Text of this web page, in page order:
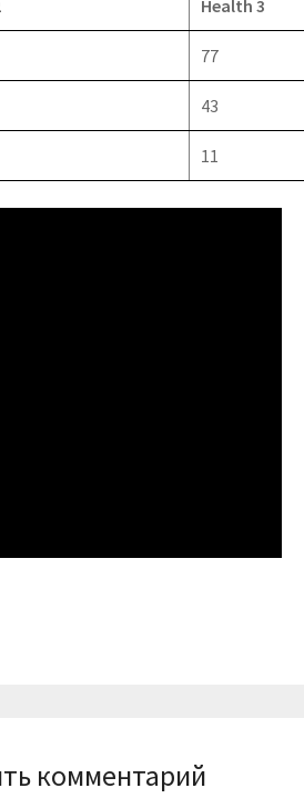
Health 3
77
43
11
комментарий